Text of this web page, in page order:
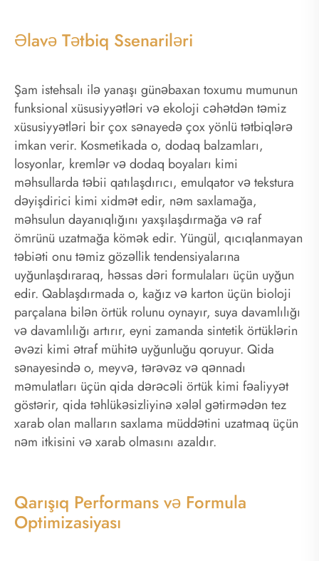
Əlavə Tətbiq Ssenariləri
Şam istehsalı ilə yanaşı günəbaxan toxumu mumunun
funksional xüsusiyyətləri və ekoloji cəhətdən təmiz
xüsusiyyətləri bir çox sənayedə çox yönlü tətbiqlərə
imkan verir. Kosmetikada o, dodaq balzamları,
losyonlar, kremlər və dodaq boyaları kimi
məhsullarda təbii qatılaşdırıcı, emulqator və tekstura
dəyişdirici kimi xidmət edir, nəm saxlamağa,
məhsulun dayanıqlığını yaxşılaşdırmağa və raf
ömrünü uzatmağa kömək edir. Yüngül, qıcıqlanmayan
təbiəti onu təmiz gözəllik tendensiyalarına
uyğunlaşdıraraq, həssas dəri formulaları üçün uyğun
edir. Qablaşdırmada o, kağız və karton üçün bioloji
parçalana bilən örtük rolunu oynayır, suya davamlılığı
və davamlılığı artırır, eyni zamanda sintetik örtüklərin
əvəzi kimi ətraf mühitə uyğunluğu qoruyur. Qida
sənayesində o, meyvə, tərəvəz və qənnadı
məmulatları üçün qida dərəcəli örtük kimi fəaliyyət
göstərir, qida təhlükəsizliyinə xələl gətirmədən tez
xarab olan malların saxlama müddətini uzatmaq üçün
nəm itkisini və xarab olmasını azaldır.
Qarışıq Performans və Formula
Optimizasiyası